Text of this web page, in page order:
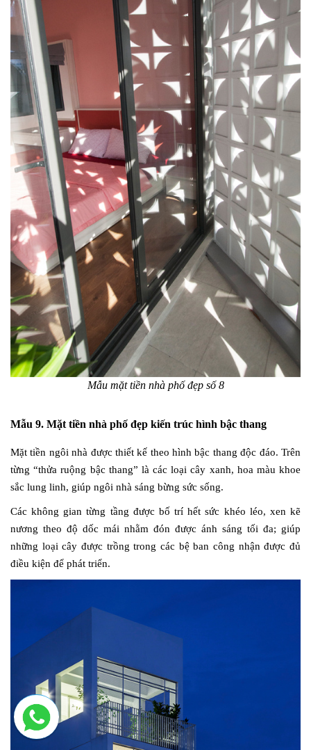
Mẫu mặt tiền nhà phố đẹp số 8
Mẫu 9. Mặt tiền nhà phố đẹp kiến trúc hình bậc thang
Mặt tiền ngôi nhà được thiết kế theo hình bậc thang độc đáo. Trên
từng “thửa ruộng bậc thang” là các loại cây xanh, hoa màu khoe
sắc lung linh, giúp ngôi nhà sáng bừng sức sống.
Các không gian từng tầng được bố trí hết sức khéo léo, xen kẽ
nương theo độ dốc mái nhằm đón được ánh sáng tối đa; giúp
những loại cây được trồng trong các bệ ban công nhận được đủ
điều kiện để phát triển.